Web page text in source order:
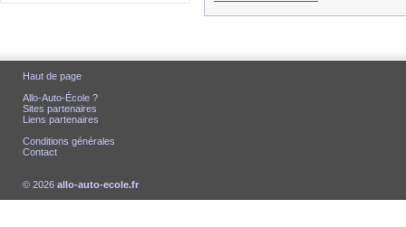
Haut de page
Allo-Auto-École ?
Sites partenaires
Liens partenaires
Conditions générales
Contact
© 2026 allo-auto-ecole.fr